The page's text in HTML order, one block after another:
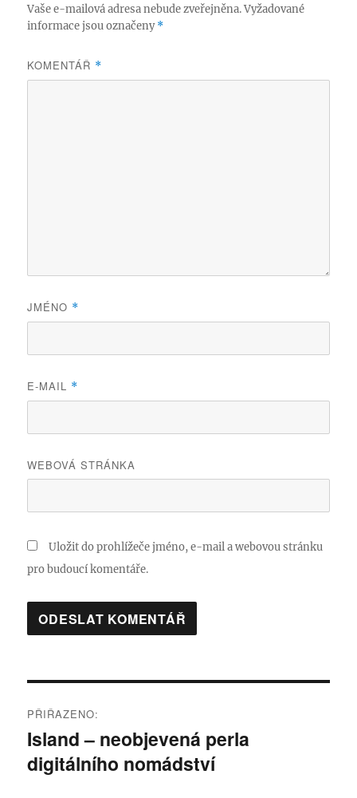
Vaše e-mailová adresa nebude zveřejněna. Vyžadované
informace jsou označeny*
KOMENTÁŘ *
JMÉNO *
E-MAIL *
WEBOVÁ STRÁNKA
Uložit do prohlížeče jméno, e-mail a webovou stránku
pro budoucí komentáře.
pro
příspěvek
PŘIŘAZENO:
Island – neobjevená perla
digitálního nomádství